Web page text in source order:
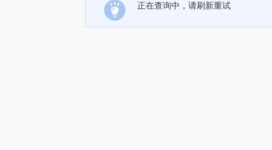
正在查询中，请刷新重试